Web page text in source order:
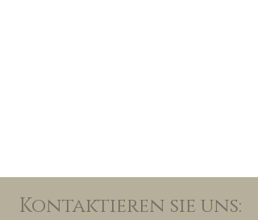
Kontaktieren sie uns: